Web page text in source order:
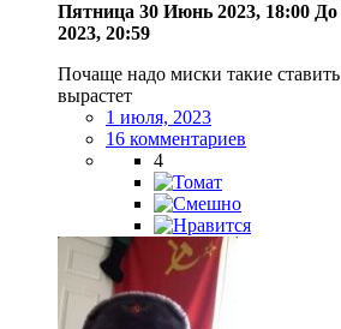
Пятница 30 Июнь 2023, 18:00 До
2023, 20:59
Почаще надо миски такие
вырастет
1 июля, 2023
16 комментариев
4